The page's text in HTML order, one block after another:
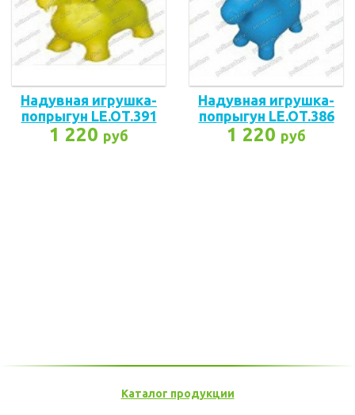
Надувная игрушка-
попрыгун LE.OT.391
1 220 руб
Надувная игрушка-
попрыгун LE.OT.386
1 220 руб
Каталог продукции